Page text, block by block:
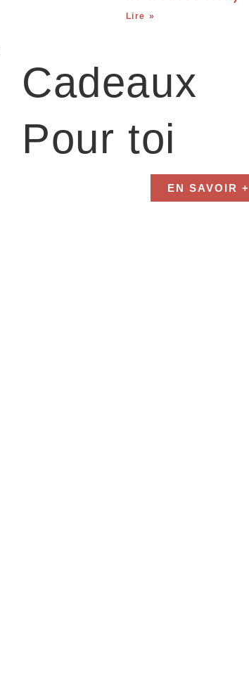
Lire »
Cadeaux
Pour toi
EN SAVOIR +